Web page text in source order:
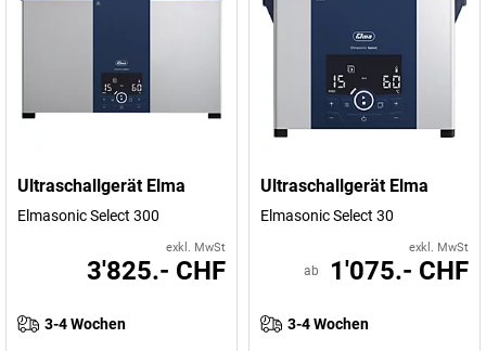
Ultraschallgerät Elma
Elmasonic Select 300
exkl. MwSt
3'825.- CHF
3-4 Wochen
Ultraschallgerät Elma
Elmasonic Select 30
exkl. MwSt
ab 1'075.- CHF
3-4 Wochen